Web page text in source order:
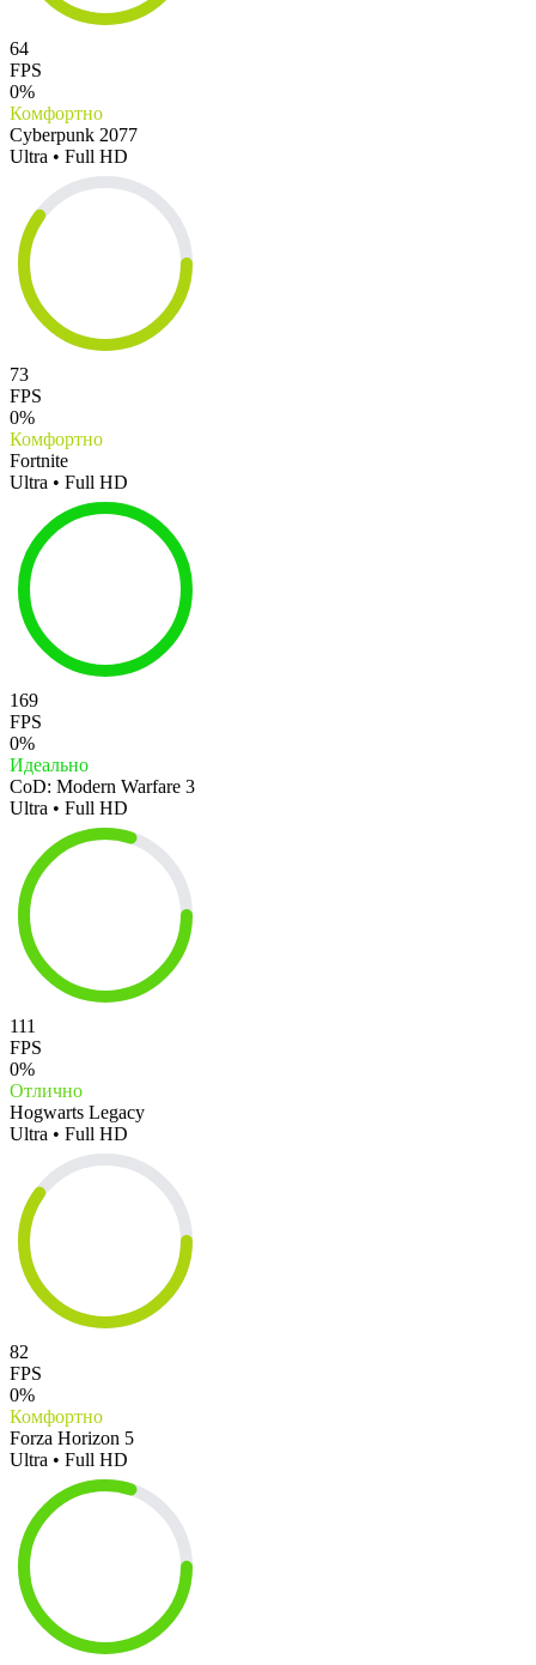
64
FPS
0%
Комфортно
Cyberpunk 2077
Ultra • Full HD
73
FPS
0%
Комфортно
Fortnite
Ultra • Full HD
169
FPS
0%
Идеально
CoD: Modern Warfare 3
Ultra • Full HD
111
FPS
0%
Отлично
Hogwarts Legacy
Ultra • Full HD
82
FPS
0%
Комфортно
Forza Horizon 5
Ultra • Full HD